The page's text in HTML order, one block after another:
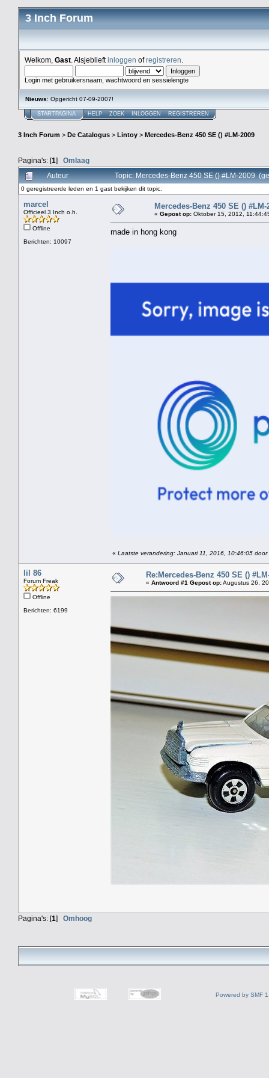
3 Inch Forum
Welkom, Gast . Alsjeblieftinloggen ofregistreren
Login met gebruikersnaam, wachtwoord en sessielengte
Nieuws: Opgericht 07-09-2007!
STARTPAGINA HELP ZOEK INLOGGEN REGISTREREN
3 Inch Forum > De Catalogus > Lintoy > Mercedes-Benz 450 SE () #LM-2009
Pagina's: [1] Omlaag
Auteur
Topic: Mercedes-Benz 450 SE () #LM-2009
0 geregistreerde leden en 1 gast bekijken dit topic.
marcel
Officieel 3 Inch o.h.
Offline
Berichten: 10097
Mercedes-Benz 450 SE () #LM-
« Gepost op: Oktober 15, 2012,
made in hong kong
« Laatste verandering: Januari 11, 2016, 10:46:05 door
lil 86
Forum Freak
Offline
Berichten: 6199
Re:Mercedes-Benz 450 SE ()
« Antwoord #1 Gepost op:Augustus 26,
Pagina's: [1] Omhoog
Powered by SMF